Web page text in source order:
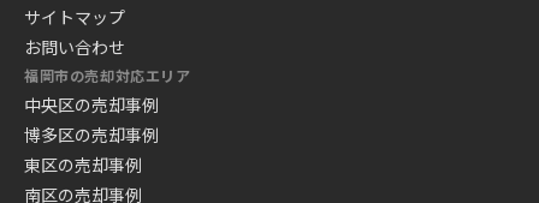
サイトマップ
お問い合わせ
福岡市の売却対応エリア
中央区の売却事例
博多区の売却事例
東区の売却事例
南区の売却事例